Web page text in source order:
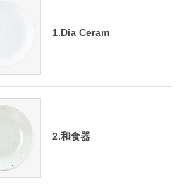
1.Dia Ceram
2.和食器